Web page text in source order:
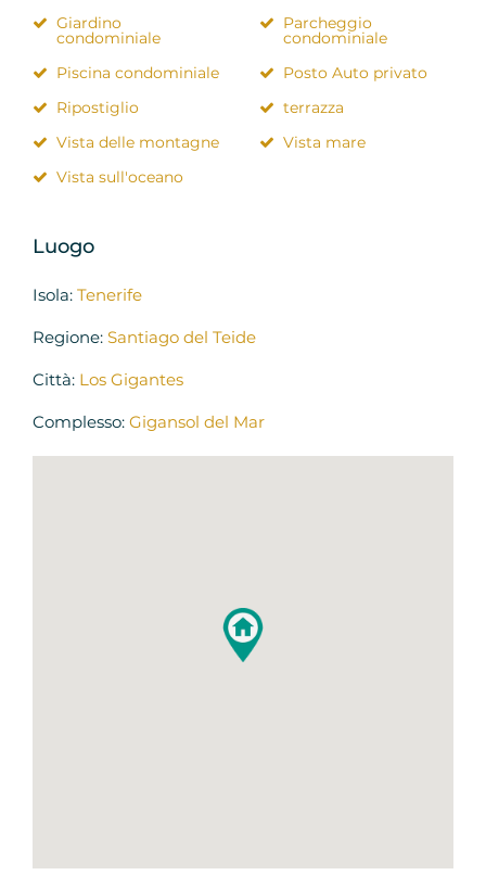
Giardino
condominiale
Parcheggio
condominiale
Piscina condominiale
Posto Auto privato
Ripostiglio
terrazza
Vista delle montagne
Vista mare
Vista sull'oceano
Luogo
Isola: Tenerife
Regione: Santiago del Teide
Città: Los Gigantes
Complesso: Gigansol del Mar